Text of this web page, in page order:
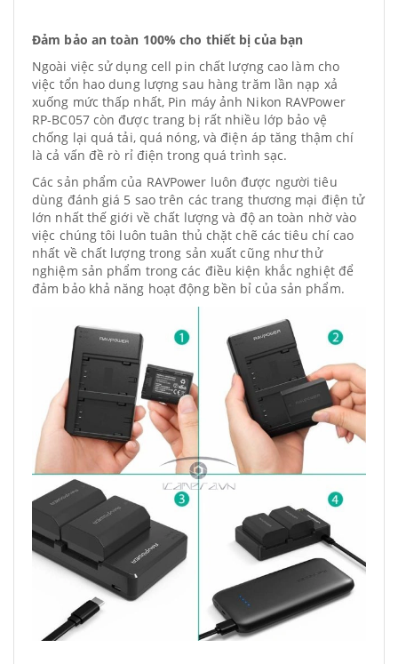
Đảm bảo an toàn 100% cho thiết bị của bạn
Ngoài việc sử dụng cell pin chất lượng cao làm cho
việc tổn hao dung lượng sau hàng trăm lần nạp xả
xuống mức thấp nhất, Pin máy ảnh Nikon RAVPower
RP-BC057 còn được trang bị rất nhiều lớp bảo vệ
chống lại quá tải, quá nóng, và điện áp tăng thậm chí
là cả vấn đề rò rỉ điện trong quá trình sạc.
Các sản phẩm của RAVPower luôn được người tiêu
dùng đánh giá 5 sao trên các trang thương mại điện tử
lớn nhất thế giới về chất lượng và độ an toàn nhờ vào
việc chúng tôi luôn tuân thủ chặt chẽ các tiêu chí cao
nhất về chất lượng trong sản xuất cũng như thử
nghiệm sản phẩm trong các điều kiện khắc nghiệt để
đảm bảo khả năng hoạt động bền bỉ của sản phẩm.